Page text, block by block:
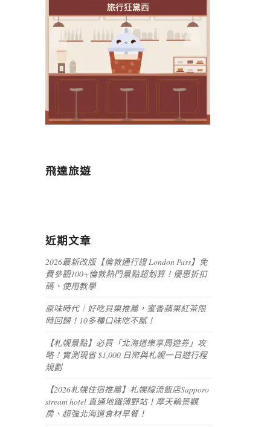
飛達旅遊
近期文章
2026最新改版【倫敦通行證 London Pass】免
費參觀100+倫敦熱門景點超划算！優惠折扣
碼、使用教學
原味時代｜好吃貝果推薦，蜜香蘋果紅茶限
時回歸！10多種口味吃不膩！
【札幌景點】必買「北海道樂享周遊券」攻
略！實測現省 $1,000 日幣與札幌一日遊行程
規劃
【2026札幌住宿推薦】札幌線流飯店Sapporo
stream hotel 直通地鐵薄野站！摩天輪景觀
房、超強北海道食材早餐！